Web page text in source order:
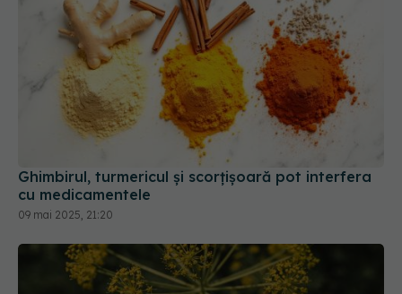
Ghimbirul, turmericul și scorțișoară pot interfera
cu medicamentele
09 mai 2025, 21:20